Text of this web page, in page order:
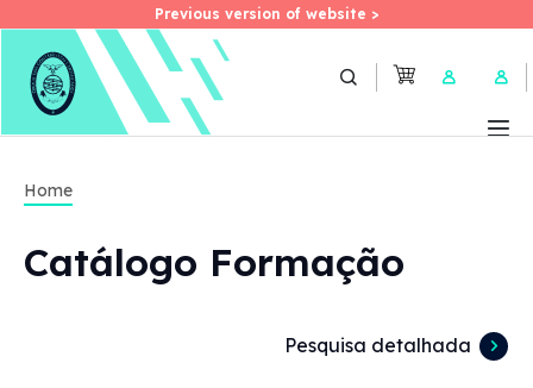
Skip
Previous version of website >
Previous version of website >
User
Home
Catálogo Formação
Pesquisa detalhada